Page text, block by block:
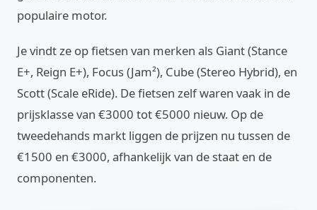
populaire motor.
Je vindt ze op fietsen van merken als Giant (Stance
E+, Reign E+), Focus (Jam²), Cube (Stereo Hybrid), en
Scott (Scale eRide). De fietsen zelf waren vaak in de
prijsklasse van €3000 tot €5000 nieuw. Op de
tweedehands markt liggen de prijzen nu tussen de
€1500 en €3000, afhankelijk van de staat en de
componenten.